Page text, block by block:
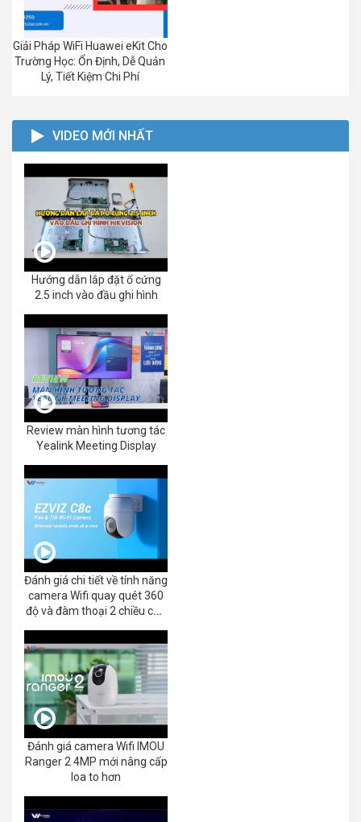
Giải Pháp WiFi Huawei eKit Cho
Trường Học: Ổn Định, Dễ Quản
Lý, Tiết Kiệm Chi Phí
VIDEO MỚI NHẤT
Hướng dẫn lắp đặt ổ cứng
2.5 inch vào đầu ghi hình
Review màn hình tương tác
Yealink Meeting Display
Đánh giá chi tiết về tính năng
camera Wifi quay quét 360
độ và đàm thoại 2 chiều của
Đánh giá camera Wifi IMOU
Ranger 2 4MP mới nâng cấp
loa to hơn